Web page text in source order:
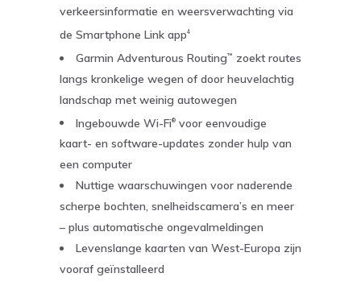
verkeersinformatie en weersverwachting via
de Smartphone Link app4
Garmin Adventurous Routing™
zoekt routes
langs kronkelige wegen of door heuvelachtig
landschap met weinig autowegen
Ingebouwde Wi-Fi® voor eenvoudige
kaart- en software-updates zonder hulp van
een computer
Nuttige waarschuwingen voor naderende
scherpe bochten, snelheidscamera’s en meer
– plus automatische ongevalmeldingen
Levenslange kaarten van West-Europa zijn
vooraf geïnstalleerd